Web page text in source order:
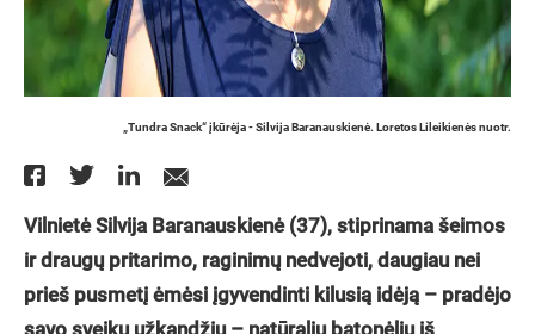
„Tundra Snack“ įkūrėja - Silvija Baranauskienė. Loretos Lileikienės nuotr.
Vilnietė Silvija Baranauskienė (37), stiprinama šeimos
ir draugų pritarimo, raginimų nedvejoti, daugiau nei
prieš pusmetį ėmėsi įgyvendinti kilusią idėją – pradėjo
savo sveikų užkandžių – natūralių batonėlių iš